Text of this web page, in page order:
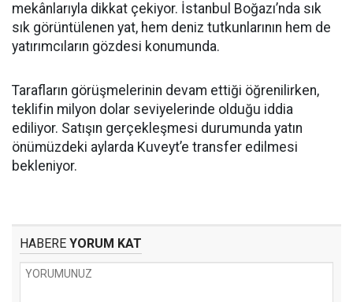
mekânlarıyla dikkat çekiyor. İstanbul Boğazı’nda sık
sık görüntülenen yat, hem deniz tutkunlarının hem de
yatırımcıların gözdesi konumunda.
Tarafların görüşmelerinin devam ettiği öğrenilirken,
teklifin milyon dolar seviyelerinde olduğu iddia
ediliyor. Satışın gerçekleşmesi durumunda yatın
önümüzdeki aylarda Kuveyt’e transfer edilmesi
bekleniyor.
HABERE YORUM KAT